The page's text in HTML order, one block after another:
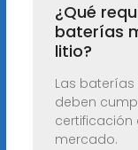
¿Qué
baterías
litio?
Las
deben
certificación
mercado.